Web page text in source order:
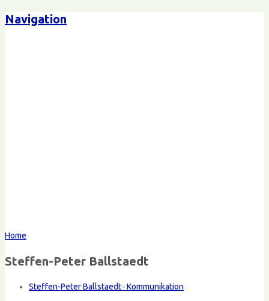
Navigation
Home
Steffen-Peter Ballstaedt
Steffen-Peter Ballstaedt · Kommunikation